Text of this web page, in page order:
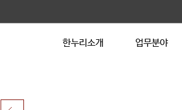
한누리소개 업무분야